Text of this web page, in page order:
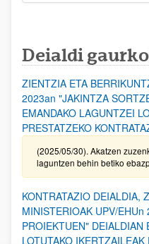
Deialdi
ZIENTZIA ETA
2023an "JAKINTZA
EMANDAKO LAGUNTZEI
PRESTATZEKO
(2025/05/30). Akatzen
laguntzen behin betiko
KONTRATAZIO DEIALDIA,
MINISTERIOAK UPV/
PROIEKTUEN" DEIALDIAN
LOTUTAKO IKERTZAILEAK